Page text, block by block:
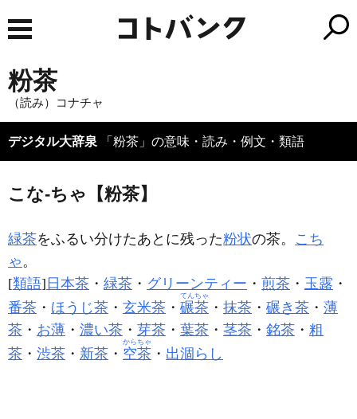
粉茶
（読み）コナチャ
デジタル大辞泉 「粉茶」の意味・読み・例文・類語
こな‐ちゃ【粉茶】
緑茶をふるい分けたあとに残った粉状の茶。 こち
ゃ。
[類語] 日本茶 ・ 緑茶 ・ グリーンティー ・ 煎茶 ・ 玉露 ・
番茶 ・ ほうじ茶 ・ 玄米茶 ・ 碾茶
てんちゃ
・ 抹茶 ・ 碾き茶 ・ 薄
茶 ・ お薄 ・ 濃い茶 ・ 芽茶 ・ 葉茶 ・ 茎茶 ・ 銘茶 ・ 粗
茶 ・ 渋茶 ・ 新茶 ・ 空茶
からちゃ
・ 出涸らし